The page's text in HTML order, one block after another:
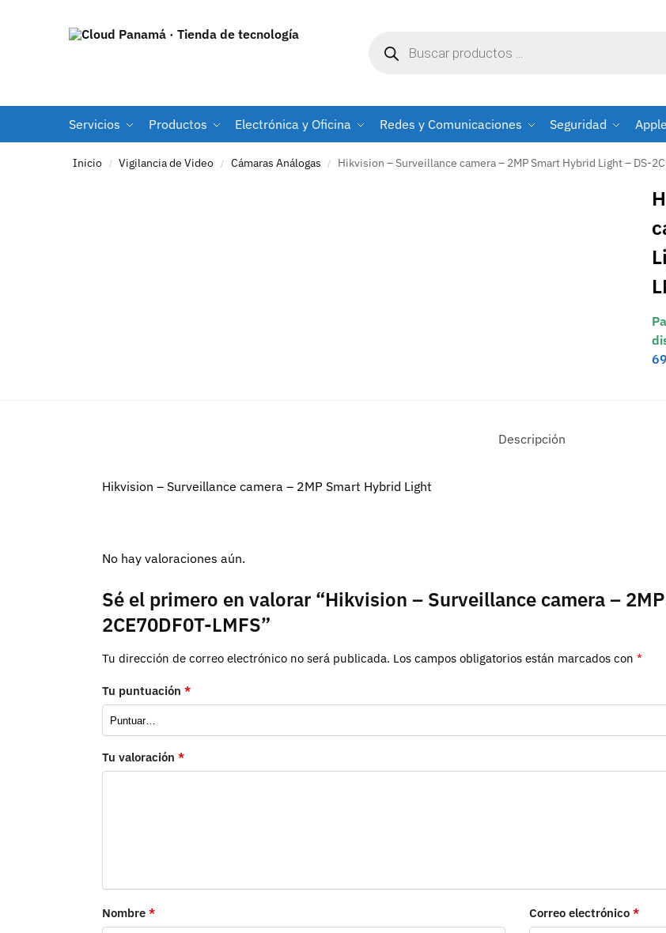
Servicios Productos Electrónica y Oficina Redes y Comunicaciones Seguridad Apple
Inicio / Vigilancia de Video / Cámaras Análogas / Hikvision – Surveillance camera – 2MP Smart Hybrid Light – DS-
Descripción
Hikvision – Surveillance camera – 2MP Smart Hybrid Light
No hay valoraciones aún.
Sé el primero en valorar “Hikvision – Surveillance camera –
2CE70DF0T-LMFS”
Tu dirección de correo electrónico no será publicada. Los campos obligatorios están marcados con *
Tu puntuación *
Tu valoración *
Nombre * Correo electrónico *